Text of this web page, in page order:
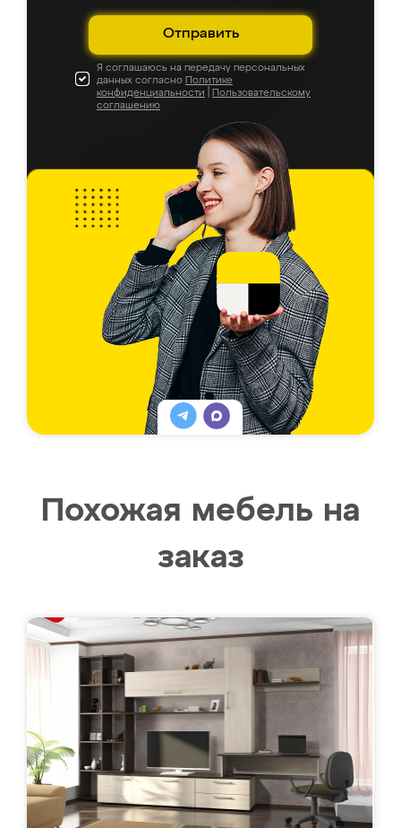
Отправить
Я соглашаюсь на передачу персональных
данных согласно Политике
конфиденциальности
Пользовательскому
соглашению
Похожая мебель на
заказ